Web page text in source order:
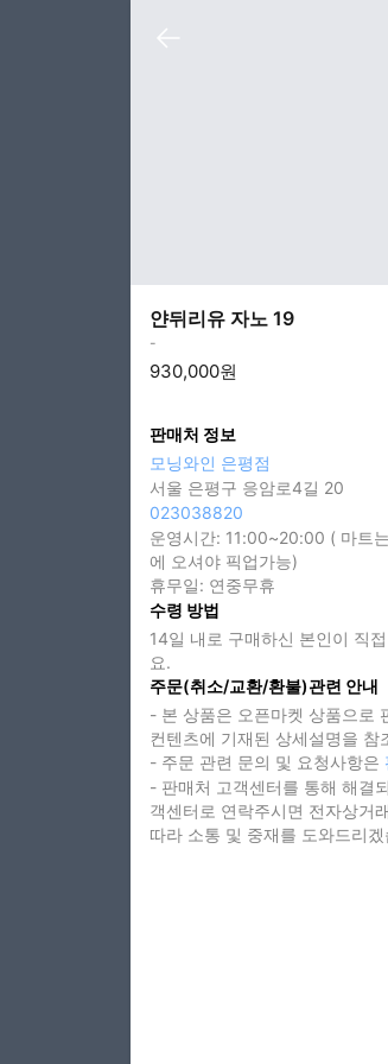
얀뒤리유 자노 19
-
930,000원
판매처 정보
모닝와인 은평점
서울 은평구 응암로4길 20
023038820
운영시간: 11:00~20:00 ( 마트
에 오셔야 픽업가능)
휴무일: 연중무휴
수령 방법
14일 내로 구매하신 본인이 직
요.
주문(취소/교환/환불)관련 안내
- 본 상품은 오픈마켓 상품으로
컨텐츠에 기재된 상세설명을 참
- 주문 관련 문의 및 요청사항은
- 판매처 고객센터를 통해 해결
객센터로 연락주시면 전자상거
따라 소통 및 중재를 도와드리겠